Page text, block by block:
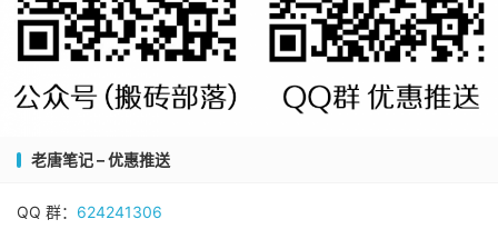
老唐笔记 – 优惠推送
QQ 群： 624241306